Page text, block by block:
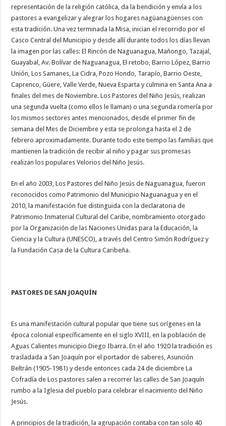
representación de la religión católica, da la bendición y envía a los
pastores a evangelizar y alegrar los hogares nagüanagüenses con
esta tradición. Una vez terminada la Misa, inician el recorrido por el
Casco Central del Municipio y desde allí durante todos los días llevan
la imagen por las calles: El Rincón de Naguanagua, Mañongo, Tazajal,
Guayabal, Av. Bolívar de Naguanagua, El retobo, Barrio López, Barrio
Unión, Los Samanes, La Cidra, Pozo Hondo, Tarapío, Barrio Oeste,
Caprenco, Güere, Valle Verde, Nueva Esparta y culmina en Santa Ana a
finales del mes de Noviembre. Los Pastores del Niño Jesús, realizan
una segunda vuelta (como ellos le llaman) o una segunda romería por
los mismos sectores antes mencionados, desde el primer fin de
semana del Mes de Diciembre y esta se prolonga hasta el 2 de
febrero aproximadamente. Durante todo este tiempo las familias que
mantienen la tradición de recibir al niño y pagar sus promesas
realizan los populares Velorios del Niño Jesús.
En el año 2003, Los Pastores del Niño Jesús de Naguanagua, fueron
reconocidos como Patrimonio del Municipio Naguanagua y en el
2010, la manifestación fue distinguida con la declaratoria de
Patrimonio Inmaterial Cultural del Caribe, nombramiento otorgado
por la Organización de las Naciones Unidas para la Educación, la
Ciencia y la Cultura (UNESCO), a través del Centro Simón Rodríguez y
la Fundación Casa de la Cultura Caribeña.
PASTORES DE SAN JOAQUÍN
Es una manifestación cultural popular que tiene sus orígenes en la
época colonial específicamente en el siglo XVIII, en la población de
Aguas Calientes municipio Diego Ibarra. En el año 1920 la tradición es
trasladada a San Joaquín por el portador de saberes, Asunción
Beltrán (1905-1981) y desde entonces cada 24 de diciembre La
Cofradía de Los pastores salen a recorrer las calles de San Joaquín
rumbo a la Iglesia del pueblo para celebrar el nacimiento del Niño
Jesús.
A principios de la tradición, la agrupación contaba con tan solo 40